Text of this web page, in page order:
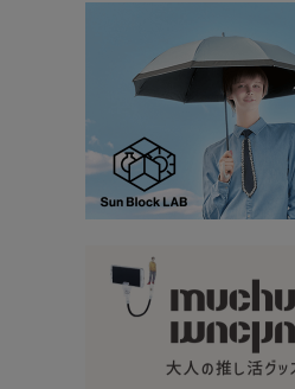
大量購入・法人
暑さ・紫外線対策グッズ